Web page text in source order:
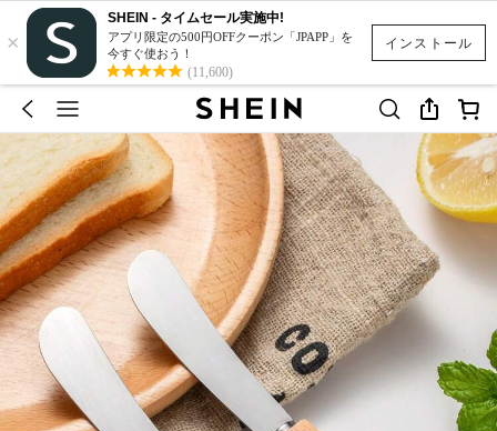
インストール
×
SHEIN - タイムセール実施中!
アプリ限定の500円OFFクーポン「JPAPP」を
今すぐ使おう！
(11,600)